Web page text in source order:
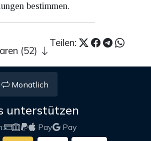
bestimmen.
Teilen:
(52)
Monatlich
unterstützen
Pay Pay